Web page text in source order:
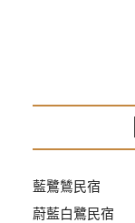
客藍鷺鷥民宿
蔚藍白鷺民宿